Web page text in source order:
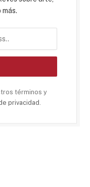
términos y
privacidad.